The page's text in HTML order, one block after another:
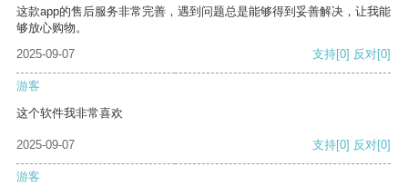
这款app的售后服务非常完善，遇到问题总是能够得到妥善解决，让我能
够放心购物。
2025-09-07
支持[0] 反对[0]
游客
这个软件我非常喜欢
2025-09-07 支持[0] 反对[0]
游客